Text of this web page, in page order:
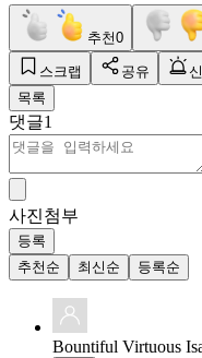
추천0
스크랩 공유
목록
댓글1
사진첨부
등록
추천순
최신순 등록순
Bountiful Virtuous